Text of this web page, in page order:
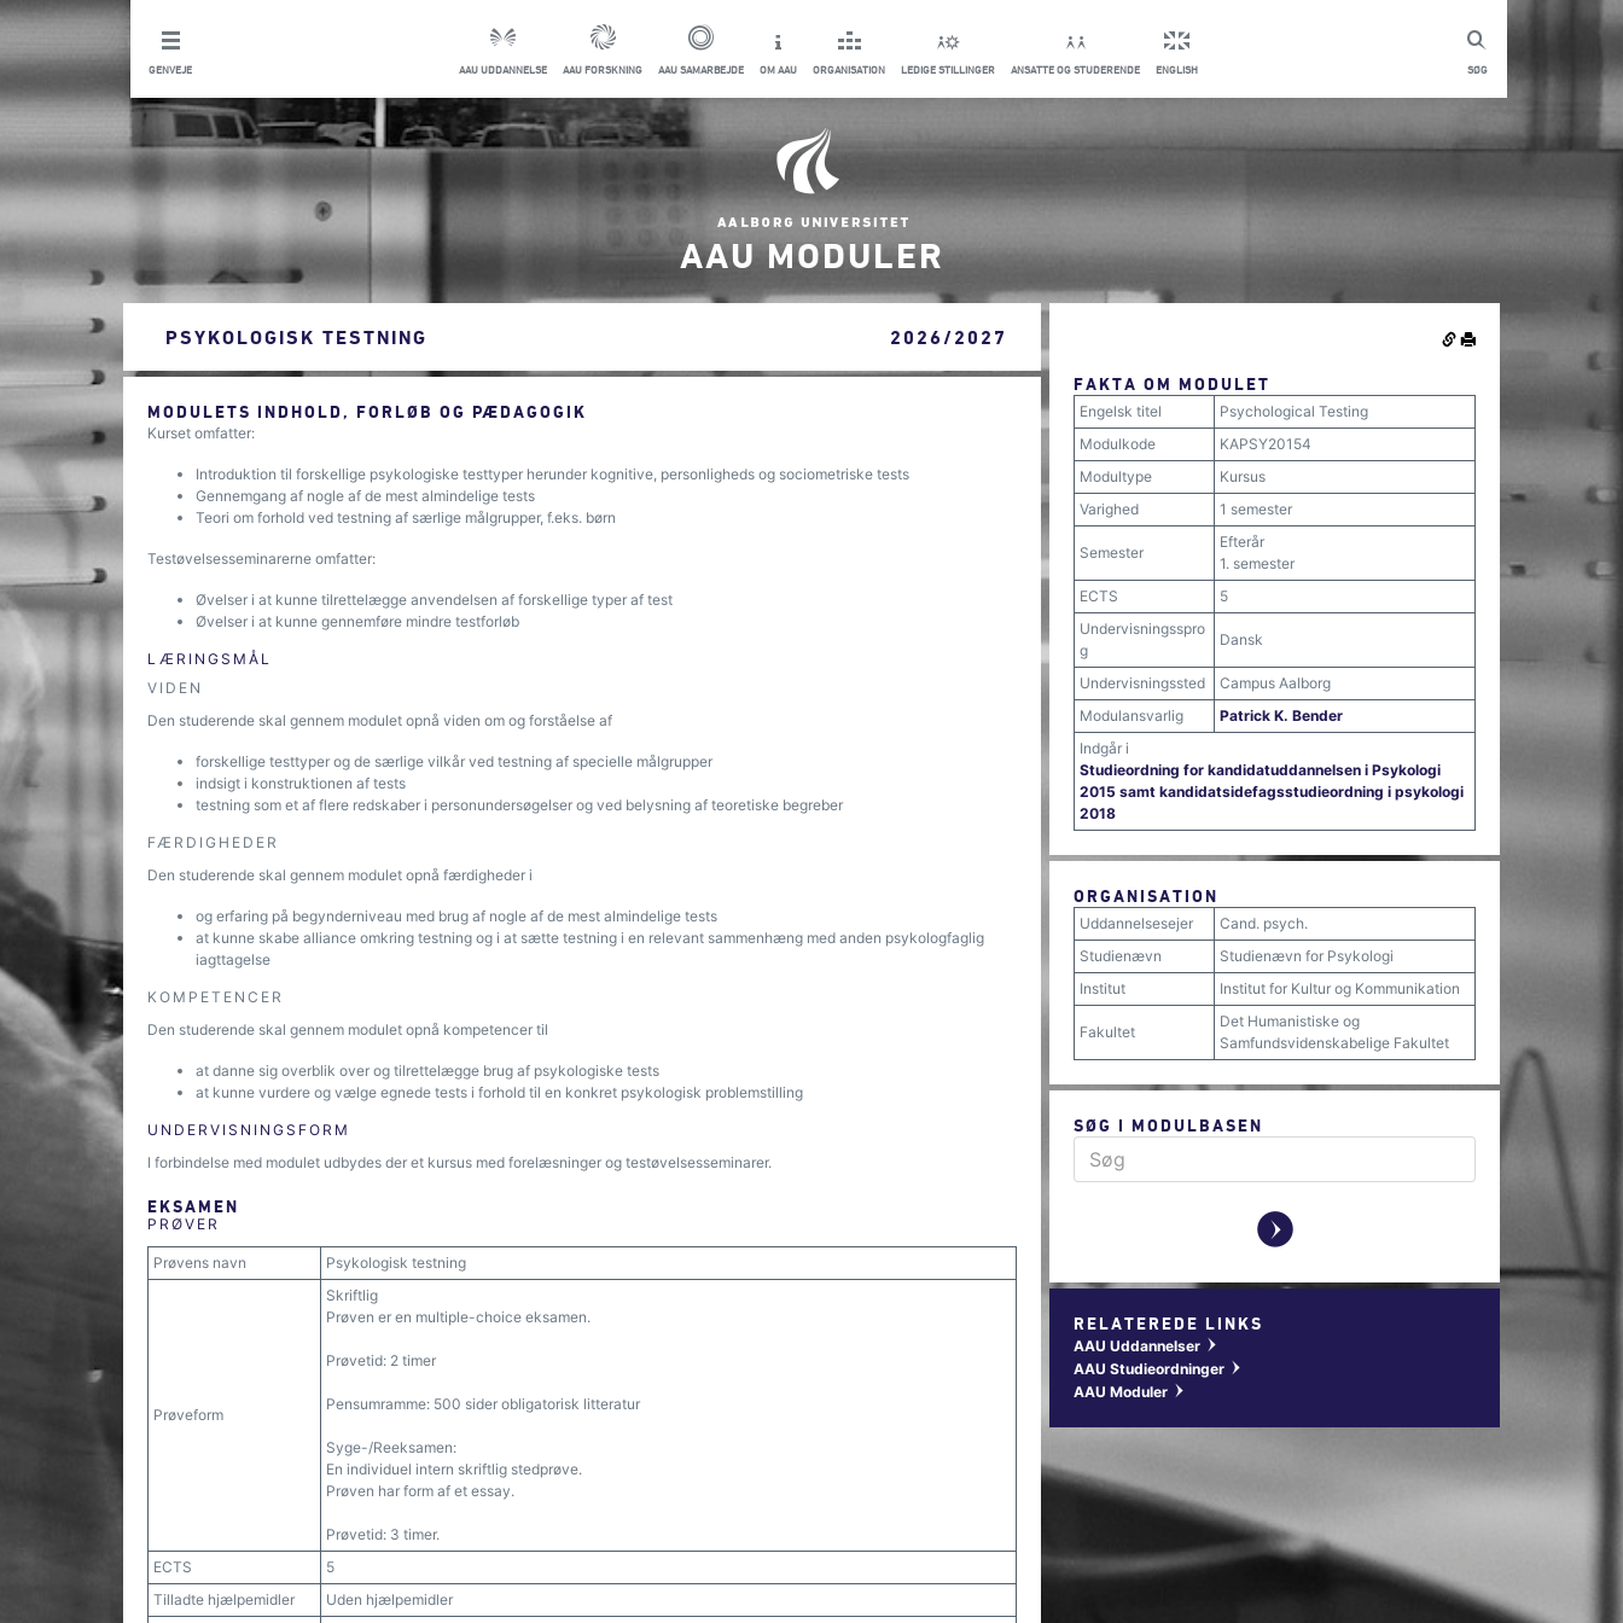
SØG
GENVEJE AAU UDDANNELSE AAU FORSKNING AAU SAMARBEJDE OM AAU ORGANISATION LEDIGE STILLINGER ANSATTE OG STUDERENDE ENGLISH
AAU MODULER
PSYKOLOGISK TESTNING 2026/2027
MODULETS INDHOLD, FORLØB OG PÆDAGOGIK
Kurset omfatter:
Introduktion til forskellige psykologiske testtyper herunder kognitive, personligheds og sociometriske tests
Gennemgang af nogle af de mest almindelige tests
Teori om forhold ved testning af særlige målgrupper, f.eks. børn
Testøvelsesseminarerne omfatter:
Øvelser i at kunne tilrettelægge anvendelsen af forskellige typer af test
Øvelser i at kunne gennemføre mindre testforløb
LÆRINGSMÅL
VIDEN
Den studerende skal gennem modulet opnå viden om og forståelse af
forskellige testtyper og de særlige vilkår ved testning af specielle målgrupper
indsigt i konstruktionen af tests
testning som et af flere redskaber i personundersøgelser og ved belysning af teoretiske begreber
FÆRDIGHEDER
Den studerende skal gennem modulet opnå færdigheder i
og erfaring på begynderniveau med brug af nogle af de mest almindelige tests
at kunne skabe alliance omkring testning og i at sætte testning i en relevant sammenhæng med anden psykologfaglig
iagttagelse
KOMPETENCER
Den studerende skal gennem modulet opnå kompetencer til
at danne sig overblik over og tilrettelægge brug af psykologiske tests
at kunne vurdere og vælge egnede tests i forhold til en konkret psykologisk problemstilling
UNDERVISNINGSFORM
I forbindelse med modulet udbydes der et kursus med forelæsninger og testøvelsesseminarer.
EKSAMEN
PRØVER
Prøvens navn Psykologisk testning
Prøveform
Skriftlig
Prøven er en multiple-choice eksamen.
Prøvetid: 2 timer
Pensumramme: 500 sider obligatorisk litteratur
Syge-/Reeksamen:
En individuel intern skriftlig stedprøve.
Prøven har form af et essay.
Prøvetid: 3 timer.
ECTS
5
Tilladte hjælpemidler
Uden hjælpemidler
FAKTA OM MODULET
Engelsk titel
Psychological Testing
Modulkode
KAPSY20154
Modultype
Kursus
Varighed
1 semester
Semester
Efterår
1. semester
ECTS
5
Undervisningsspro
g
Dansk
Undervisningssted
Campus Aalborg
Modulansvarlig
Patrick K. Bender
Indgår i
Studieordning for kandidatuddannelsen i Psykologi
2015 samt kandidatsidefagsstudieordning i psykologi
2018
ORGANISATION
Uddannelsesejer
Cand. psych.
Studienævn
Studienævn for Psykologi
Institut
Institut for Kultur og Kommunikation
Fakultet
Det Humanistiske og
Samfundsvidenskabelige Fakultet
SØG I MODULBASEN
y
RELATEREDE LINKS
AAU Uddannelser w
AAU Studieordninger w
AAU Moduler w